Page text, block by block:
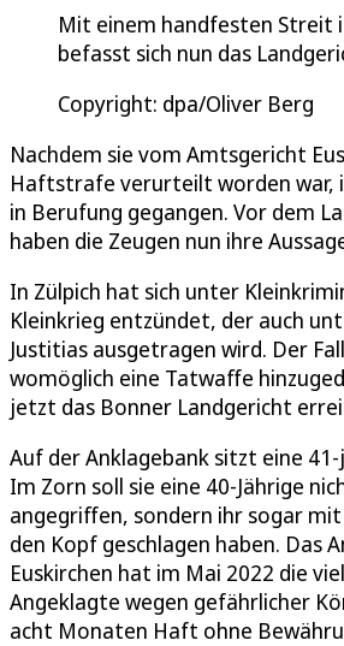
Mit einem handfesten Streit
befasst sich nun das
Copyright: dpa/Oliver Berg
Nachdem sie vom Amtsgericht
Haftstrafe verurteilt worden war,
in Berufung gegangen. Vor dem
haben die Zeugen nun ihre
In Zülpich hat sich unter
Kleinkrieg entzündet, der auch
Justitias ausgetragen wird. Der
womöglich eine Tatwaffe
jetzt das Bonner Landgericht
Auf der Anklagebank sitzt eine
Im Zorn soll sie eine 40-Jährige
angegriffen, sondern ihr sogar
den Kopf geschlagen haben. Das
Euskirchen hat im Mai 2022 die
Angeklagte wegen gefährlicher
acht Monaten Haft ohne